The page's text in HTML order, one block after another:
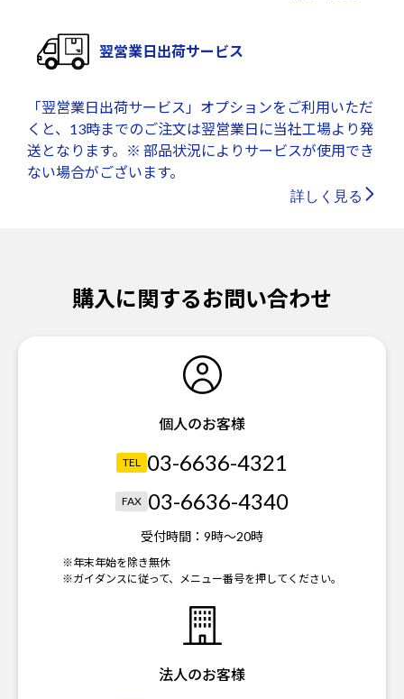
翌営業日出荷サービス
「翌営業日出荷サービス」オプションをご利用いただ
くと、13時までのご注文は翌営業日に当社工場より発
送となります。※ 部品状況によりサービスが使用でき
ない場合がございます。
詳しく見る
購入に関するお問い合わせ
個人のお客様
TEL 03-6636-4321
FAX 03-6636-4340
受付時間： 9時～20時
※年末年始を除き無休
※ガイダンスに従って、メニュー番号を押してください。
法人のお客様